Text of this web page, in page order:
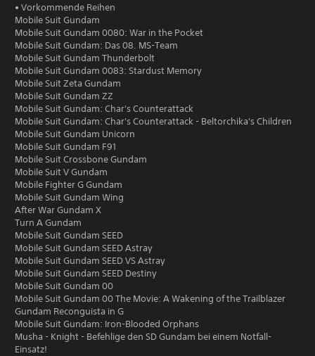
• Vorkommende Reihen
Mobile Suit Gundam
Mobile Suit Gundam 0080: War in the Pocket
Mobile Suit Gundam: Das 08. MS-Team
Mobile Suit Gundam Thunderbolt
Mobile Suit Gundam 0083: Stardust Memory
Mobile Suit Zeta Gundam
Mobile Suit Gundam ZZ
Mobile Suit Gundam: Char's Counterattack
Mobile Suit Gundam: Char's Counterattack - Beltorchika's Children
Mobile Suit Gundam Unicorn
Mobile Suit Gundam F91
Mobile Suit Crossbone Gundam
Mobile Suit V Gundam
Mobile Fighter G Gundam
Mobile Suit Gundam Wing
After War Gundam X
Turn A Gundam
Mobile Suit Gundam SEED
Mobile Suit Gundam SEED Astray
Mobile Suit Gundam SEED VS Astray
Mobile Suit Gundam SEED Destiny
Mobile Suit Gundam 00
Mobile Suit Gundam 00 The Movie: A Wakening of the Trailblazer
Gundam Reconguista in G
Mobile Suit Gundam: Iron-Blooded Orphans
Musha - Knight - Befehlige den SD Gundam bei einem Notfall-
Einsatz!